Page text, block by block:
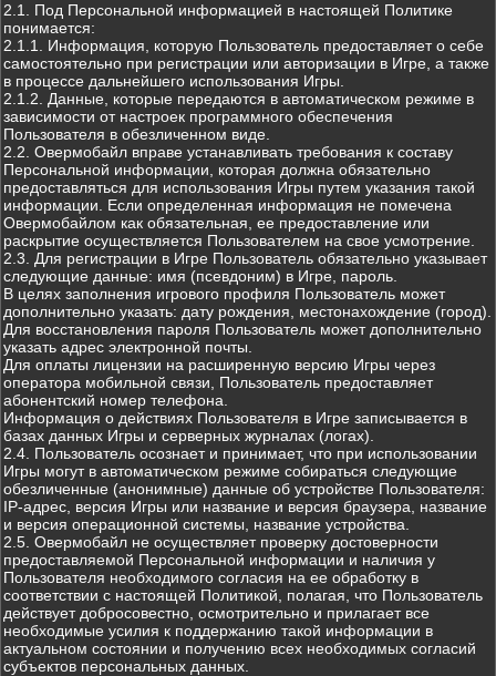
2.1. Под Персональной информацией в настоящей Политике
понимается:
2.1.1. Информация, которую Пользователь предоставляет о себе
самостоятельно при регистрации или авторизации в Игре, а также
в процессе дальнейшего использования Игры.
2.1.2. Данные, которые передаются в автоматическом режиме в
зависимости от настроек программного обеспечения
Пользователя в обезличенном виде.
2.2. Овермобайл вправе устанавливать требования к составу
Персональной информации, которая должна обязательно
предоставляться для использования Игры путем указания такой
информации. Если определенная информация не помечена
Овермобайлом как обязательная, ее предоставление или
раскрытие осуществляется Пользователем на свое усмотрение.
2.3. Для регистрации в Игре Пользователь обязательно указывает
следующие данные: имя (псевдоним) в Игре, пароль.
В целях заполнения игрового профиля Пользователь может
дополнительно указать: дату рождения, местонахождение (город).
Для восстановления пароля Пользователь может дополнительно
указать адрес электронной почты.
Для оплаты лицензии на расширенную версию Игры через
оператора мобильной связи, Пользователь предоставляет
абонентский номер телефона.
Информация о действиях Пользователя в Игре записывается в
базах данных Игры и серверных журналах (логах).
2.4. Пользователь осознает и принимает, что при использовании
Игры могут в автоматическом режиме собираться следующие
обезличенные (анонимные) данные об устройстве Пользователя:
IP-адрес, версия Игры или название и версия браузера, название
и версия операционной системы, название устройства.
2.5. Овермобайл не осуществляет проверку достоверности
предоставляемой Персональной информации и наличия у
Пользователя необходимого согласия на ее обработку в
соответствии с настоящей Политикой, полагая, что Пользователь
действует добросовестно, осмотрительно и прилагает все
необходимые усилия к поддержанию такой информации в
актуальном состоянии и получению всех необходимых согласий
субъектов персональных данных.